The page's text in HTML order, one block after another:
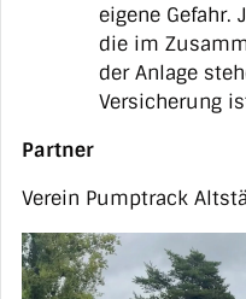
eigene Gefahr.
die im
der Anlage
Versicherung
Partner
Verein Pumptrack